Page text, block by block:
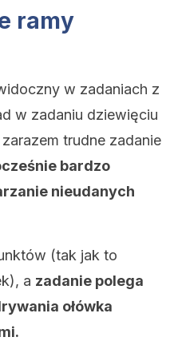
ramy
w zadaniach z
w zadaniu dziewięciu
trudne zadanie
bardzo
nieudanych
(tak jak to
a zadanie polega
ołówka